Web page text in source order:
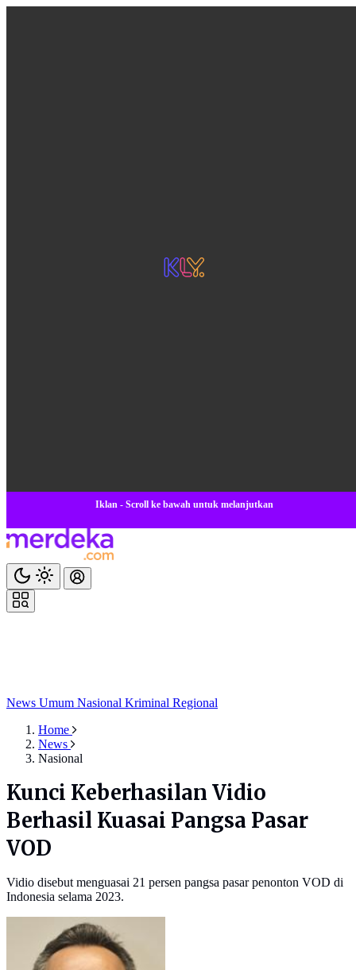
Iklan - Scroll ke bawah untuk melanjutkan
News Umum Nasional Kriminal Regional
Home
News
Nasional
Kunci Keberhasilan Vidio
Berhasil Kuasai Pangsa Pasar
VOD
Vidio disebut menguasai 21 persen pangsa pasar penonton VOD di
Indonesia selama 2023.